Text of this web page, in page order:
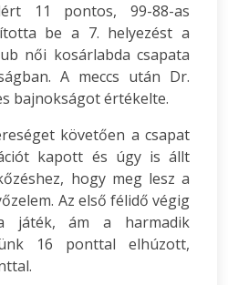
11 pontos, 99-88-as
be a 7. helyezést a
női kosárlabda csapata
A meccs után Dr.
bajnokságot értékelte.
követően a csapat
kapott és úgy is állt
hogy meg lesz a
Az első félidő végig
játék, ám a harmadik
16 ponttal elhúzott,